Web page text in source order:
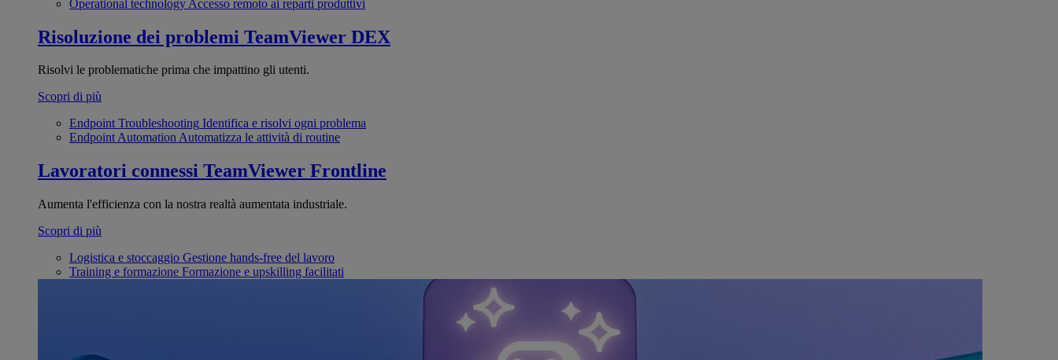
Operational technology Accesso remoto ai reparti produttivi
Risoluzione dei problemi TeamViewer DEX
Risolvi le problematiche prima che impattino gli utenti.
Scopri di più
Endpoint Troubleshooting Identifica e risolvi ogni problema
Endpoint AutomationAutomatizza le attività di routine
Lavoratori connessi TeamViewer Frontline
Aumenta l'efficienza con la nostra realtà aumentata industriale.
Scopri di più
Logistica e stoccaggio Gestione hands-free del lavoro
Training e formazione Formazione e upskilling facilitati